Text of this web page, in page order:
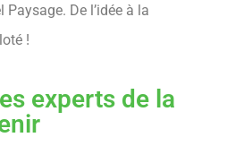
De l’idée à la
!
experts de la